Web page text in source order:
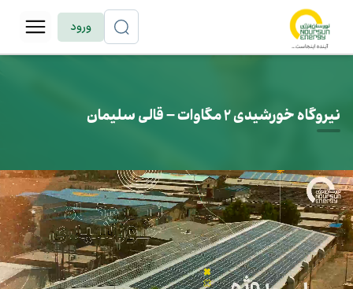
ورود
نیروگاه خورشیدی ۲ مگاوات – قالی سلیمان